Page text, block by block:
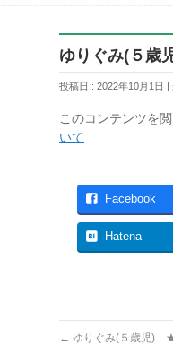
ゆりぐみ(５
投稿日 : 2022年10月1日
このコンテンツを
いて
Facebook
Hatena
← ゆりぐみ(５歳児)